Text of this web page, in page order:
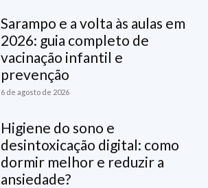
Sarampo e a volta às aulas em
2026: guia completo de
vacinação infantil e
prevenção
6 de agosto de 2026
Higiene do sono e
desintoxicação digital: como
dormir melhor e reduzir a
ansiedade?